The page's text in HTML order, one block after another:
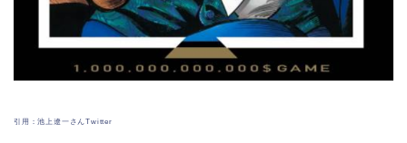
引用：池上遼一さんTwitter